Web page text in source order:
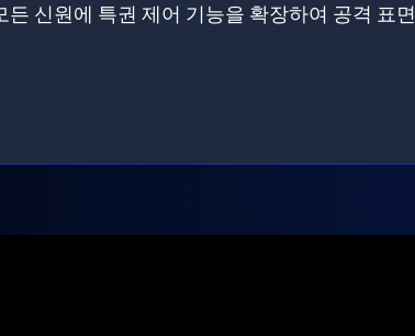
든 신원에 특권 제어 기능을 확장하여 공격 표